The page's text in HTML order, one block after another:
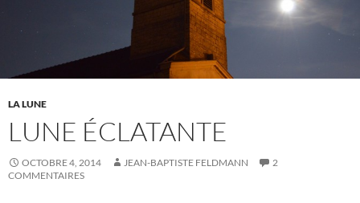
LA LUNE
LUNE ÉCLATANTE
OCTOBRE 4, 2014 JEAN-BAPTISTE FELDMANN
2
COMMENTAIRES